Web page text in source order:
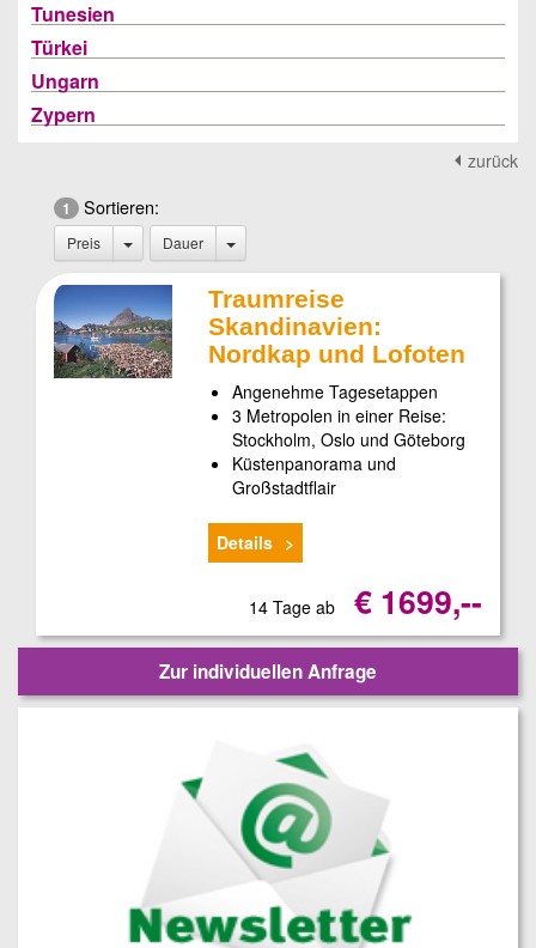
Tunesien
Türkei
Ungarn
Zypern
zurück
1 Sortieren:
Preis Dauer
Traumreise
Skandinavien:
Nordkap und Lofoten
Angenehme Tagesetappen
3 Metropolen in einer Reise:
Stockholm, Oslo und Göteborg
Küstenpanorama und
Großstadtflair
Details
14 Tage ab € 1699,--
Zur individuellen Anfrage